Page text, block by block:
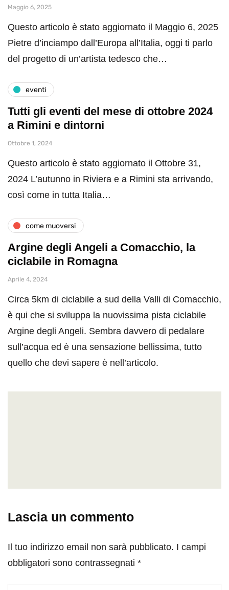
Maggio 6, 2025
Questo articolo è stato aggiornato il Maggio 6, 2025
Pietre d’inciampo dall’Europa all’Italia, oggi ti parlo
del progetto di un’artista tedesco che…
eventi
Tutti gli eventi del mese di ottobre 2024
a Rimini e dintorni
Ottobre 1, 2024
Questo articolo è stato aggiornato il Ottobre 31,
2024 L’autunno in Riviera e a Rimini sta arrivando,
così come in tutta Italia…
come muoversi
Argine degli Angeli a Comacchio, la
ciclabile in Romagna
Aprile 4, 2024
Circa 5km di ciclabile a sud della Valli di Comacchio,
è qui che si sviluppa la nuovissima pista ciclabile
Argine degli Angeli. Sembra davvero di pedalare
sull’acqua ed è una sensazione bellissima, tutto
quello che devi sapere è nell’articolo.
Lascia un commento
Il tuo indirizzo email non sarà pubblicato. I campi
obbligatori sono contrassegnati *